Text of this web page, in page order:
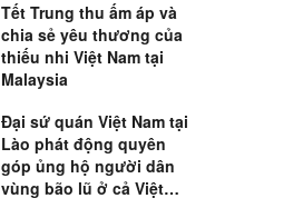
Tết Trung thu ấm áp và
chia sẻ yêu thương của
thiếu nhi Việt Nam tại
Malaysia
Đại sứ quán Việt Nam tại
Lào phát động quyên
góp ủng hộ người dân
vùng bão lũ ở cả Việt